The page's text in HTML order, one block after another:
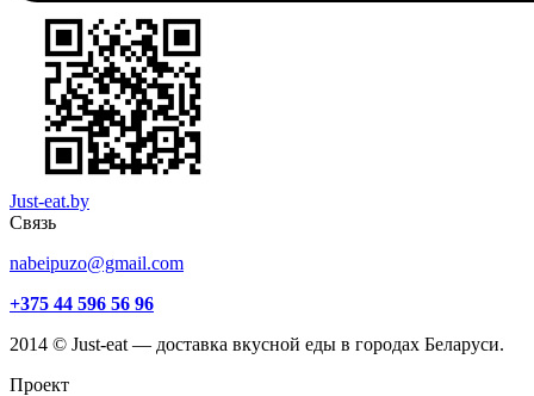
Just-eat.by
Связь
nabeipuzo@gmail.com
+375 44 596 56 96
2014 © Just-eat — доставка вкусной еды в городах Беларуси.
Проект